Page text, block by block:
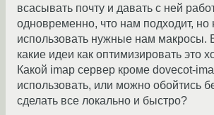
всасывать почту и давать с ней
одновременно, что нам подходит, но
использовать нужные нам макросы.
какие идеи как оптимизировать это
Какой imap сервер кроме dovecot-
использовать, или можно обойтись
сделать все локально и быстро?